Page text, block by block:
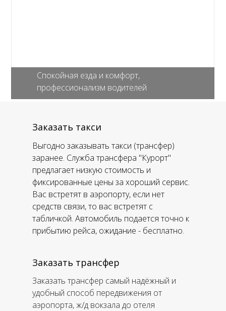
Спокойная езда и комфорт,
профессионализм водителей
Заказать трансфер самый надёжный и
удобный способ передвижения от
аэропорта, ж/д вокзала до отеля
Заказать трансфер
Выгодно заказывать такси (трансфер)
заранее. Служба трансфера "Курорт"
предлагает низкую стоимость и
фиксированные цены за хороший сервис.
Вас встретят в аэропорту, если нет
средств связи, то вас встретят с
табличкой. Автомобиль подается точно к
прибытию рейса, ожидание - бесплатно.
Заказать такси